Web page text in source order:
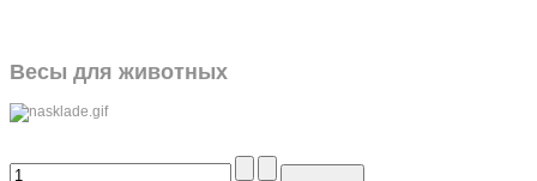
Весы для животных